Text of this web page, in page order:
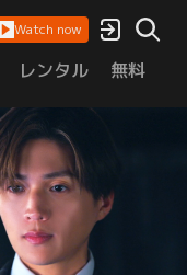
Watch now
レンタル 無料